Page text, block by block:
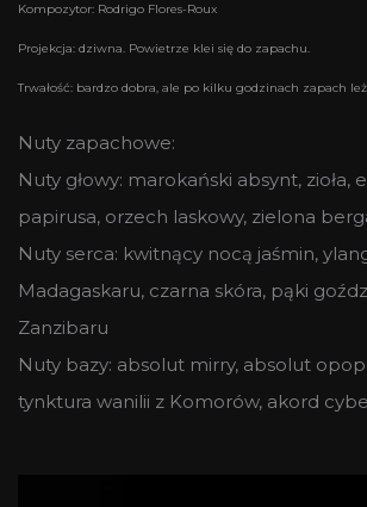
Kompozytor: Rodrigo Flores-Roux
Projekcja: dziwna. Powietrze klei się do zapachu.
Trwałość: bardzo dobra, ale po kilku godzinach zapach
Nuty zapachowe:
Nuty głowy: marokański absynt, zioła,
papirusa, orzech laskowy, zielona
Nuty serca: kwitnący nocą jaśmin,
Madagaskaru, czarna skóra, pąki
Zanzibaru
Nuty bazy: absolut mirry, absolut
tynktura wanilii z Komorów, akord